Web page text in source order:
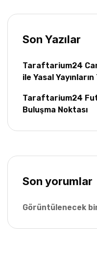
Son Yazılar
Taraftarium24
ile Yasal Yayınların
Taraftarium24
Buluşma Noktası
Son yorumlar
Görüntülenecek